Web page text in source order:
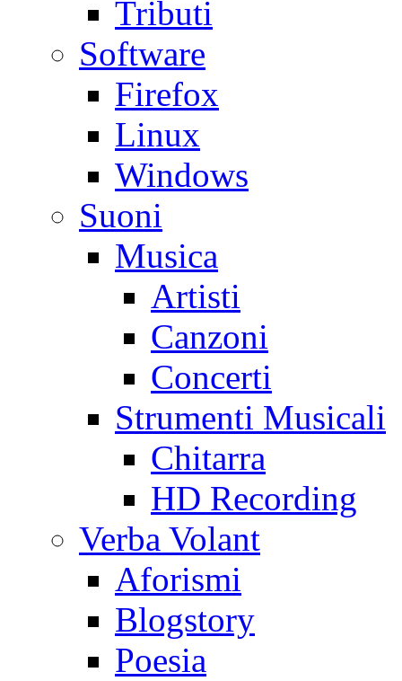
Tributi
Software
Firefox
Linux
Windows
Suoni
Musica
Artisti
Canzoni
Concerti
Strumenti Musicali
Chitarra
HD Recording
Verba Volant
Aforismi
Blogstory
Poesia